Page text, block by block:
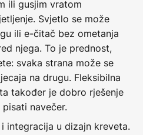
ili gusjim vratom
Svjetlo se može
ili e-čitač bez ometanja
njega. To je prednost,
svaka strana može se
na drugu. Fleksibilna
također je dobro rješenje
navečer.
integracija u dizajn kreveta.